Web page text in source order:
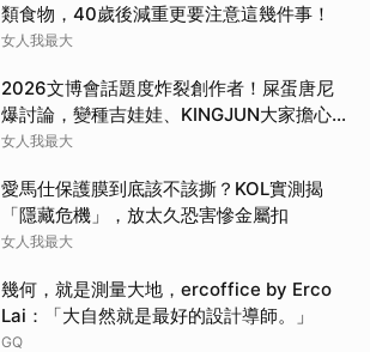
類食物，40歲後減重更要注意這幾件事！
女人我最大
2026文博會話題度炸裂創作者！屎蛋唐尼
爆討論，變種吉娃娃、KINGJUN大家擔心買
不到
女人我最大
愛馬仕保護膜到底該不該撕？KOL實測揭
「隱藏危機」，放太久恐害慘金屬扣
女人我最大
幾何，就是測量大地，ercoffice by Erco
Lai：「大自然就是最好的設計導師。」
GQ